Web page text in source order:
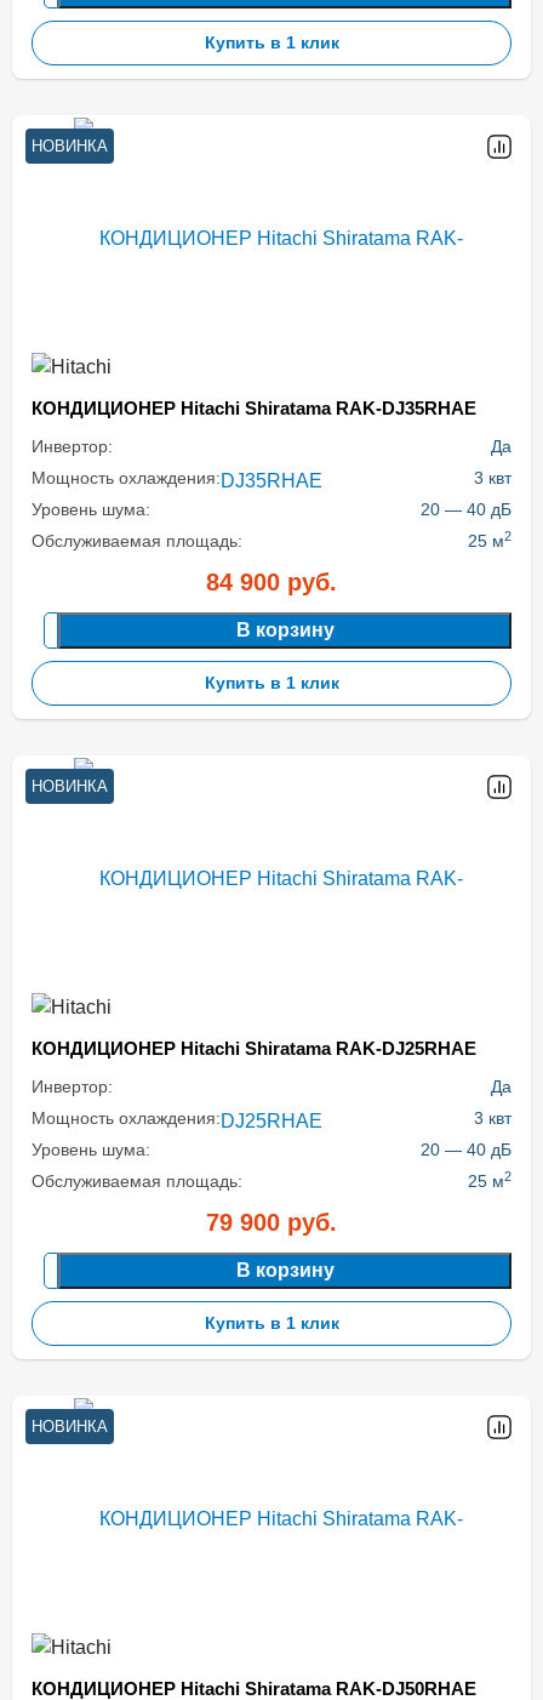
Купить в 1 клик
НОВИНКА
КОНДИЦИОНЕР Hitachi Shiratama RAK-DJ35RHAE
Инвертор:
Да
Мощность охлаждения:
3 квт
Уровень шума:
20 — 40 дБ
Обслуживаемая площадь:
25 м2
84 900 руб.
В корзину
Купить в 1 клик
НОВИНКА
КОНДИЦИОНЕР Hitachi Shiratama RAK-DJ25RHAE
Инвертор:
Да
Мощность охлаждения:
3 квт
Уровень шума:
20 — 40 дБ
Обслуживаемая площадь:
25 м2
79 900 руб.
В корзину
Купить в 1 клик
НОВИНКА
КОНДИЦИОНЕР Hitachi Shiratama RAK-DJ50RHAE